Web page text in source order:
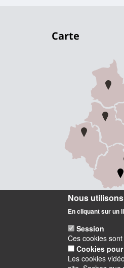
Carte
Nous
En cliquant sur un
Session
Ces cookies
Cookies
Les cookies